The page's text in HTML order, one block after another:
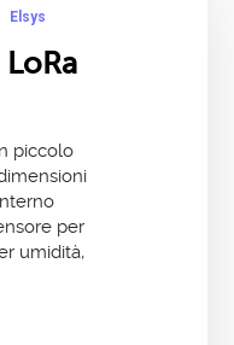
Elsys
LoRa
piccolo
per
umidità,